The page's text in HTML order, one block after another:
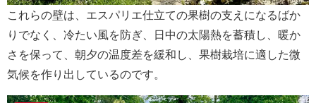
これらの壁は、エスパリエ仕立ての果樹の支えになるばか
りでなく、冷たい風を防ぎ、日中の太陽熱を蓄積し、暖か
さを保って、朝夕の温度差を緩和し、果樹栽培に適した微
気候を作り出しているのです。